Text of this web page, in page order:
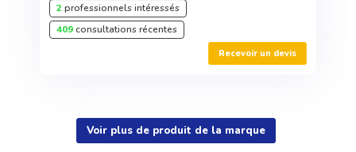
2professionnels intéressés
409consultations récentes
Recevoir un devis
Voir plus de produit de la marque